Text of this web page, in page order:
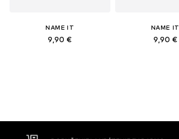
NAME IT
9,90 €
NAME IT
9,90 €